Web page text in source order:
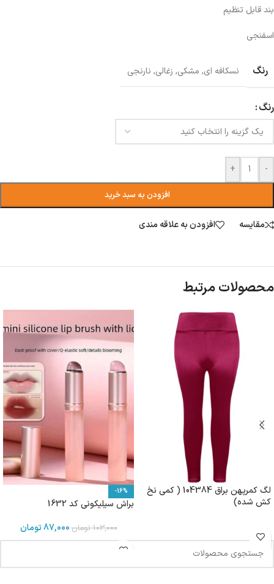
بند قابل تنظیم
اسفنجی
رنگ نسکافه ای, مشکی, زغالی, نارنجی
رنگ
-
+
افزودن به سبد خرید
مقایسه افزودن به علاقه مندی
محصولات مرتبط
لگ کمرپهن براق 104384 ( کمی نخ
کش شده)
-16%
براش سیلیکونی کد 1632
103,000 تومان87,000تومان